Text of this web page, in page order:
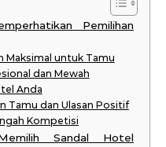
Pemilihan
Maksimal untuk Tamu
dan Mewah
Anda
Tamu dan Ulasan Positif
Kompetisi
Sandal Hotel